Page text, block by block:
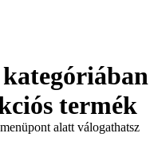
termék
alatt válogathatsz